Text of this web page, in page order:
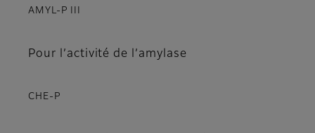
AMYL-P III
Pour l’activité de l’amylase
CHE-P